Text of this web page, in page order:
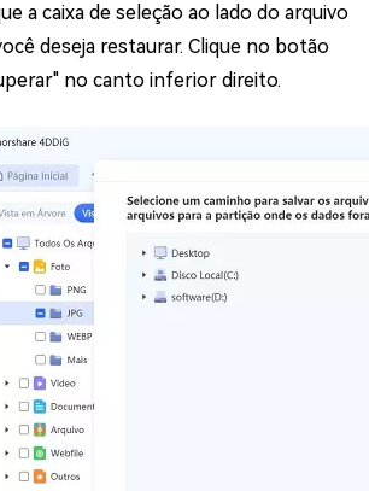
a caixa de seleção ao lado do arquivo
deseja restaurar. Clique no botão
no canto inferior direito.